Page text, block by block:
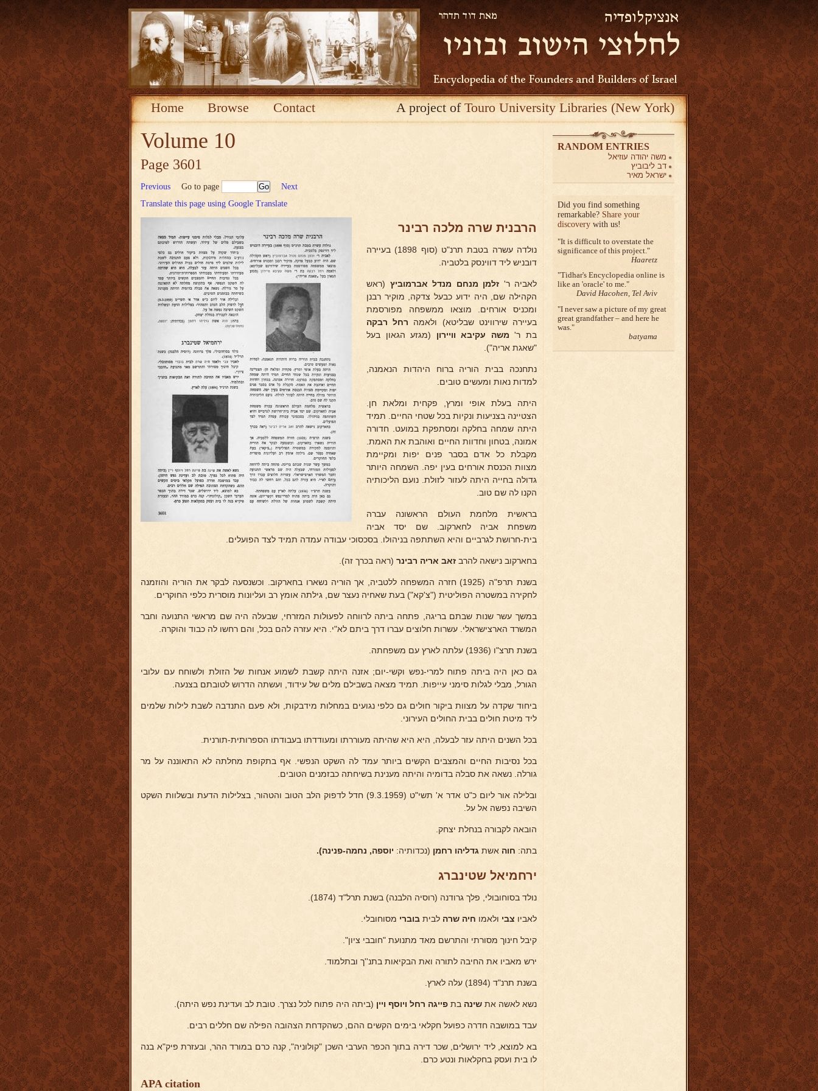
Home Browse Contact A project ofTouro University Libraries (New York)
Volume 10
Page 3601
Previous Go to page
Next
Translate this page using Google Translate
הרבנית שרה מלכה רבינר
נולדה עשרה בטבת תרנ"ט (סוף 1898) בעיירה
דובניש ליד דווינסק בלטביה.
לאביה ר' זלמן מנחם מנדל אברמוביץ (ראש
הקהילה שם, היה ידוע כבעל צדקה, מוקיר רבנן
ומכניס אורחים. מוצאו ממשפחה מפורסמת
בעיירה שירווינט שבליטא) ולאמה רחל רבקה
בת ר' משה עקיבא וויירון (מגזע הגאון בעל
"שאגת אריה").
נתחנכה בבית הוריה ברוח היהדות הנאמנה,
למדות נאות ומעשים טובים.
היתה בעלת אופי ומרץ, פקחית ומלאת חן.
הצטיינה בצניעות ונקיות בכל שטחי החיים. תמיד
היתה שמחה בחלקה ומסתפקת במועט. חדורה
אמונה, בטחון וחדוות החיים ואוהבת את האמת.
מקבלת כל אדם בסבר פנים יפות ומקיימת
מצוות הכנסת אורחים בעין יפה. השמחה היותר
גדולה בחייה היתה לעזור לזולת. נועם הליכותיה
הקנו לה שם טוב.
בראשית מלחמת העולם הראשונה עברה
משפחת אביה לחארקוב. שם יסד אביה
בית-חרושת לגרביים והיא השתתפה בניהולו. בסכסוכי עבודה עמדה תמיד לצד הפועלים.
בחארקוב נישאה להרב זאב אריה רבינר (ראה בכרך זה).
בשנת תרפ"ה (1925) חזרה המשפחה ללטביה, אך הוריה נשארו בחארקוב. וכשנסעה לבקר את הוריה והוזמנה
לחקירה במשטרה הפוליטית ("צ'קא") בעת שאחיה נעצר שם, גילתה אומץ רב ועליונות מוסרית כלפי החוקרים.
במשך עשר שנות שבתם בריגה, פתחה ביתה לרווחה לפעולות המזרחי, שבעלה היה שם מראשי התנועה וחבר
המשרד הארצישראלי. עשרות חלוצים עברו דרך ביתם לא"י. היא עזרה להם בכל, והם רחשו לה כבוד והוקרה.
בשנת תרצ"ו (1936) עלתה לארץ עם משפחתה.
גם כאן היה ביתה פתוח למרי-נפש וקשי-יום; אזנה היתה קשבת לשמוע אנחות של הזולת ולשוחח עם עלובי
הגורל, מבלי לגלות סימני עייפות. תמיד מצאה בשבילם מלים של עידוד, ועשתה הדרוש לטובתם בצנעה.
ביחוד שקדה על מצוות ביקור חולים גם כלפי נגועים במחלות מידבקות, ולא פעם התנדבה לשבת לילות שלמים
ליד מיטת חולים בבית החולים העירוני.
בכל השנים היתה עזר לבעלה, היא היא שהיתה מעוררתו ומעודדתו בעבודתו הספרותית-תורנית.
בכל נסיבות החיים והמצבים הקשים ביותר עמד לה השקט הנפשי. אף בתקופת מחלתה לא התאוננה על מר
גורלה. נשאה את סבלה בדומיה והיתה מענינת בשיחתה כבזמנים הטובים.
ובלילה אור ליום כ"ט אדר א' תשי"ט (9.3.1959) חדל לדפוק הלב הטוב והטהור, בצלילות הדעת ובשלוות השקט
השיבה נפשה אל על.
הובאה לקבורה בנחלת יצחק.
בתה: חוה אשת גדליהו רחמן (נכדותיה: יוספה, נחמה-פנינה).
ירחמיאל שטינברג
נולד בסוחובולי, פלך גרודנה (רוסיה הלבנה) בשנת תרל"ד (1874).
לאביו צבי ולאמו חיה שרה לבית בוברי מסוחובלי.
קיבל חינוך מסורתי והתרשם מאד מתנועת "חובבי ציון".
ירש מאביו את החיבה לתורה ואת הבקיאות בתנ''ך ובתלמוד.
בשנת תרנ"ד (1894) עלה לארץ.
נשא לאשה את שינה בת פייגה רחל ויוסף ויין (ביתה היה פתוח לכל נצרך. טובת לב ועדינת נפש היתה).
עבד במושבה חדרה כפועל חקלאי בימים הקשים ההם, כשהקדחת הצהובה הפילה שם חללים רבים.
בא למוצא, ליד ירושלים, שכר דירה בתוך הכפר הערבי השכן "קולוניה", קנה כרם במורד ההר, ובעזרת פיק"א בנה
לו בית ועסק בחקלאות ונטע כרם.
APA citation
RANDOM ENTRIES
משה יהודה עוזיאל
דב ליבוביץ
ישראל מאיר
Did you find something
remarkable? Share your
discovery with us!
It is difficult to overstate the
significance of this project.
Haaretz
Tidhar's Encyclopedia online is
like an 'oracle' to me.
David Hacohen, Tel Aviv
I never saw a picture of my great
great grandfather – and here he
was.
batyama